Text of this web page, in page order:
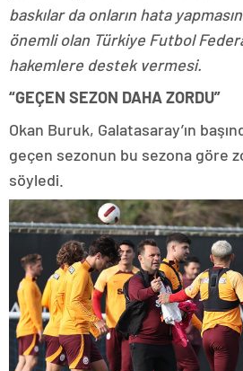
baskılar da onların hata
önemli olan Türkiye Futbol
hakemlere destek vermesi.
“GEÇEN SEZON DAHA ZORDU”
Okan Buruk, Galatasaray’ın
geçen sezonun bu sezona göre
söyledi.